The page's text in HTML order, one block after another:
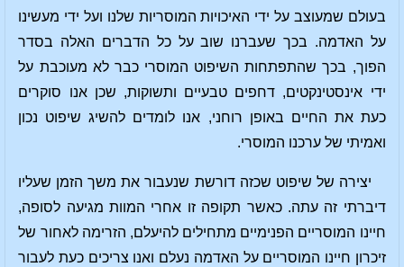
בעולם שמעוצב על ידי האיכויות המוסריות שלנו ועל ידי מעשינו
על האדמה. בכך שעברנו שוב על כל הדברים האלה בסדר
הפוך, בכך שהתפתחות השיפוט המוסרי כבר לא מעוכבת על
ידי אינסטינקטים, דחפים טבעיים ותשוקות, שכן אנו סוקרים
כעת את החיים באופן רוחני, אנו לומדים להשיג שיפוט נכון
ואמיתי של ערכנו המוסרי.
יצירה של שיפוט שכזה דורשת שנעבור את משך הזמן שעליו
דיברתי זה עתה. כאשר תקופה זו אחרי המוות מגיעה לסופה,
חיינו המוסריים הפנימיים מתחילים להיעלם, הזרימה לאחור של
זיכרון חיינו המוסריים על האדמה נעלם ואנו צריכים כעת לעבור